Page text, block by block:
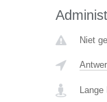
Niet